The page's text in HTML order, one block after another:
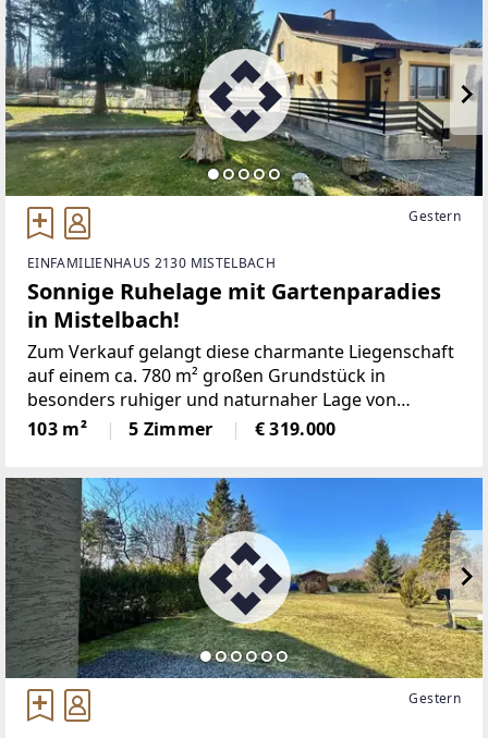
Gestern
EINFAMILIENHAUS 2130 MISTELBACH
Sonnige Ruhelage mit Gartenparadies
in Mistelbach!
Zum Verkauf gelangt diese charmante Liegenschaft
auf einem ca. 780 m² großen Grundstück in
besonders ruhiger und naturnaher Lage von
Mistelbach.Das im Jahr 1952 errichtete Haus
überzeugt durch seinen gepflegten Zustand, eine
103 m² 5 Zimmer € 319.000
Gestern